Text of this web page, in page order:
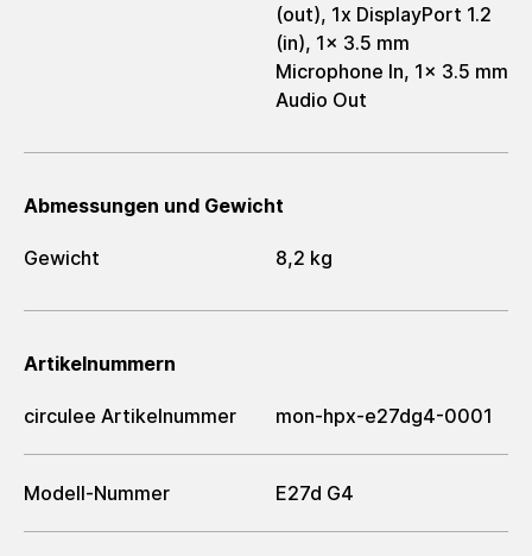
(out), 1x DisplayPort 1.2
(in), 1x 3.5 mm
Microphone In, 1x 3.5 mm
Audio Out
Abmessungen und Gewicht
Gewicht 8,2 kg
Artikelnummern
circulee Artikelnummer mon-hpx-e27dg4-0001
Modell-Nummer E27d G4